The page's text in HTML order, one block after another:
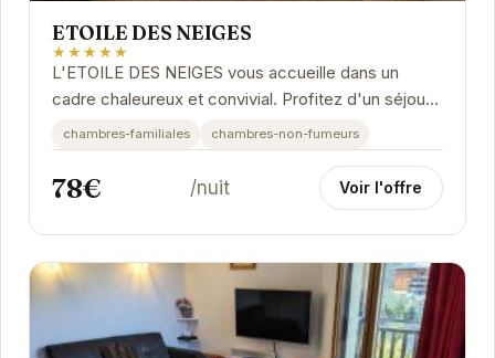
ETOILE DES NEIGES
★★★★★
L'ETOILE DES NEIGES vous accueille dans un
cadre chaleureux et convivial. Profitez d'un séjour
relaxant dans des chambres confortables et d'un...
chambres-familiales chambres-non-fumeurs
78€ /nuit Voir l'offre